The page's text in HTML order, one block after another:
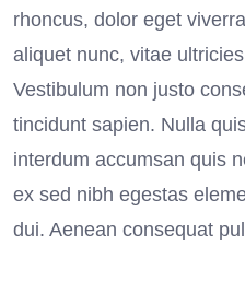
rhoncus, dolor eget
aliquet nunc, vitae
Vestibulum non justo
tincidunt sapien. Nulla
interdum accumsan quis
ex sed nibh egestas
dui. Aenean consequat